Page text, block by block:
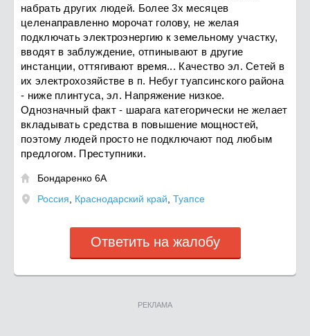
набрать других людей. Более 3х месяцев
целенаправленно морочат голову, не желая
подключать электроэнергию к земельному участку,
вводят в заблуждение, отпинывают в другие
инстанции, оттягивают время... Качество эл. Сетей в
их электрохозяйстве в п. Небуг туапсинского района
- ниже плинтуса, эл. Напряжение низкое.
Однозначный факт - шарага категорически не желает
вкладывать средства в повышение мощностей,
поэтому людей просто не подключают под любым
предлогом. Преступники.

Бондаренко 6А
Россия
Краснодарский край Туапсе
Ответить на жалобу
РЕКЛАМА